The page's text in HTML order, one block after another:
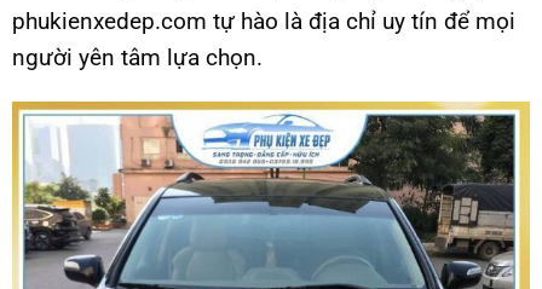
phukienxedep.com tự hào là địa chỉ uy tín để mọi
người yên tâm lựa chọn.